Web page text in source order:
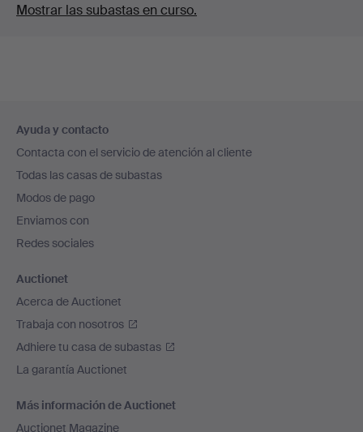
Mostrar las subastas en curso.
en
el
pie
de
página
Ayuda y contacto
Contacta con el servicio de atención al cliente
Todas las casas de subastas
Modos de pago
Enviamos con
Redes sociales
Auctionet
Acerca de Auctionet
Trabaja con nosotros
Adhiere tu casa de subastas
La garantía Auctionet
Más información de Auctionet
Auctionet Magazine